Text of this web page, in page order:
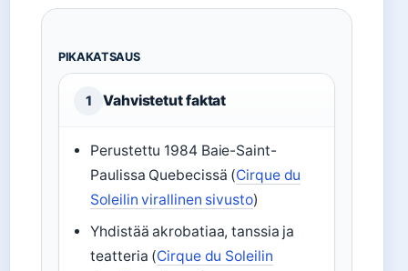
PIKAKATSAUS
1 Vahvistetut faktat
Perustettu 1984 Baie-Saint-
Paulissa Quebecissä (Cirque du
Soleilin virallinen sivusto)
Yhdistää akrobatiaa, tanssia ja
teatteria (Cirque du Soleilin